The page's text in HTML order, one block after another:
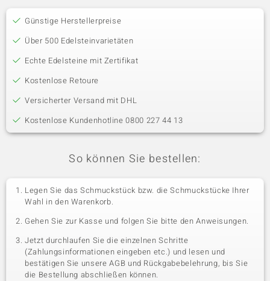
Günstige Herstellerpreise
Über 500 Edelsteinvarietäten
Echte Edelsteine mit Zertifikat
Kostenlose Retoure
Versicherter Versand mit DHL
Kostenlose Kundenhotline 0800 227 44 13
So können Sie bestellen:
Legen Sie das Schmuckstück bzw. die Schmuckstücke Ihrer
Wahl in den Warenkorb.
Gehen Sie zur Kasse und folgen Sie bitte den Anweisungen.
Jetzt durchlaufen Sie die einzelnen Schritte
(Zahlungsinformationen eingeben etc.) und lesen und
bestätigen Sie unsere AGB und Rückgabebelehrung, bis Sie
die Bestellung abschließen können.